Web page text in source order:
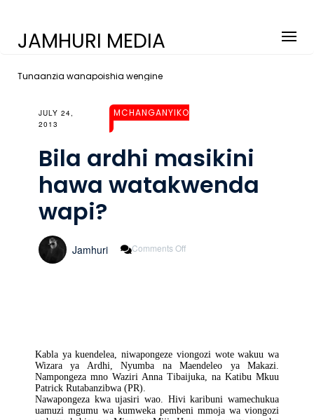
JAMHURI MEDIA
Tunaanzia wanapoishia wengine
JULY 24,
2013
MCHANGANYIKO
Bila ardhi masikini
hawa watakwenda
wapi?
Jamhuri Comments Off
Kabla ya kuendelea, niwapongeze viongozi wote wakuu wa
Wizara ya Ardhi, Nyumba na Maendeleo ya Makazi.
Nampongeza mno Waziri Anna Tibaijuka, na Katibu Mkuu
Patrick Rutabanzibwa (PR).
Nawapongeza kwa ujasiri wao. Hivi karibuni wamechukua
uamuzi mgumu wa kumweka pembeni mmoja wa viongozi